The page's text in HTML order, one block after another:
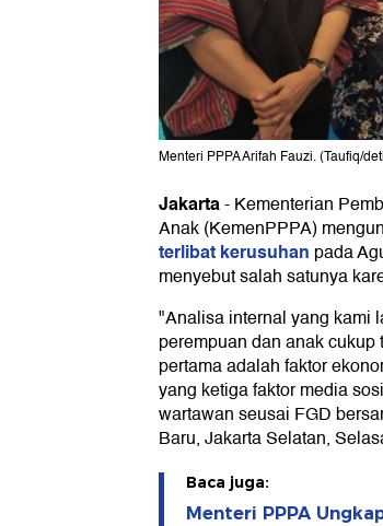
Menteri PPPA Arifah Fauzi. (Taufiq/
Jakarta-Kementerian
Anak (KemenPPPA)
terlibat kerusuhan pada
menyebut salah satunya
"Analisa internal yang kami
perempuan dan anak
pertama adalah faktor
yang ketiga faktor media
wartawan seusai FGD
Baru, Jakarta Selatan,
Baca juga:
Menteri PPPA